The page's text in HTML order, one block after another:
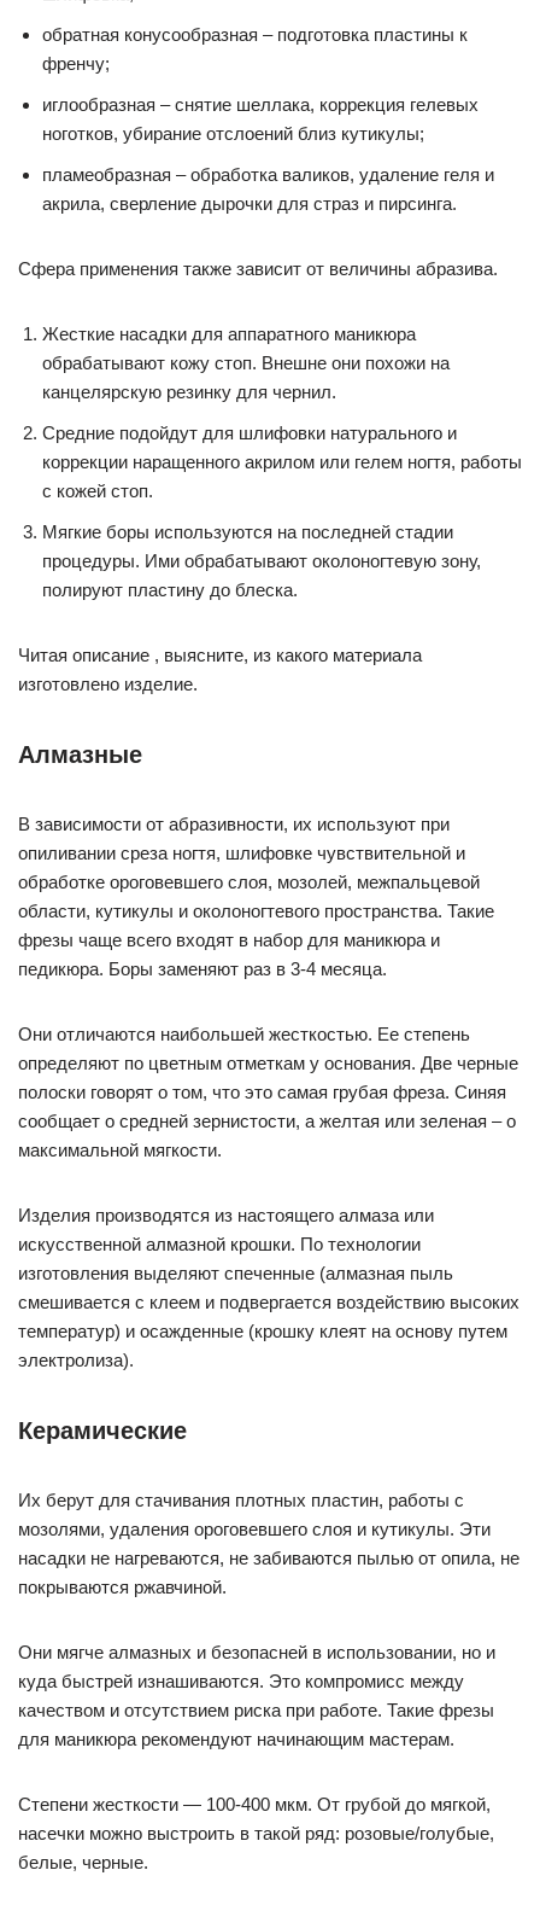
обратная конусообразная – подготовка пластины к
френчу;
иглообразная – снятие шеллака, коррекция гелевых
ноготков, убирание отслоений близ кутикулы;
пламеобразная – обработка валиков, удаление геля и
акрила, сверление дырочки для страз и пирсинга.
Сфера применения также зависит от величины абразива.
Жесткие насадки для аппаратного маникюра
обрабатывают кожу стоп. Внешне они похожи на
канцелярскую резинку для чернил.
Средние подойдут для шлифовки натурального и
коррекции наращенного акрилом или гелем ногтя, работы
с кожей стоп.
Мягкие боры используются на последней стадии
процедуры. Ими обрабатывают околоногтевую зону,
полируют пластину до блеска.
Читая описание , выясните, из какого материала
изготовлено изделие.
Алмазные
В зависимости от абразивности, их используют при
опиливании среза ногтя, шлифовке чувствительной и
обработке ороговевшего слоя, мозолей, межпальцевой
области, кутикулы и околоногтевого пространства. Такие
фрезы чаще всего входят в набор для маникюра и
педикюра. Боры заменяют раз в 3-4 месяца.
Они отличаются наибольшей жесткостью. Ее степень
определяют по цветным отметкам у основания. Две черные
полоски говорят о том, что это самая грубая фреза. Синяя
сообщает о средней зернистости, а желтая или зеленая – о
максимальной мягкости.
Изделия производятся из настоящего алмаза или
искусственной алмазной крошки. По технологии
изготовления выделяют спеченные (алмазная пыль
смешивается с клеем и подвергается воздействию высоких
температур) и осажденные (крошку клеят на основу путем
электролиза).
Керамические
Их берут для стачивания плотных пластин, работы с
мозолями, удаления ороговевшего слоя и кутикулы. Эти
насадки не нагреваются, не забиваются пылью от опила, не
покрываются ржавчиной.
Они мягче алмазных и безопасней в использовании, но и
куда быстрей изнашиваются. Это компромисс между
качеством и отсутствием риска при работе. Такие фрезы
для маникюра рекомендуют начинающим мастерам.
Степени жесткости — 100-400 мкм. От грубой до мягкой,
насечки можно выстроить в такой ряд: розовые/голубые,
белые, черные.